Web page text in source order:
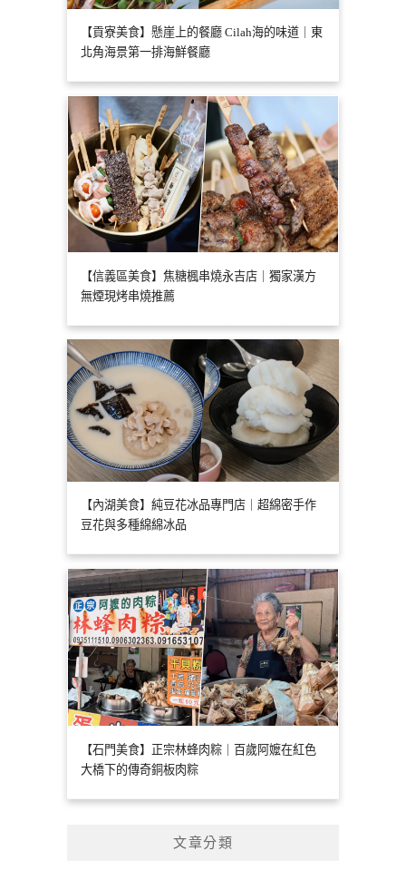
【貢寮美食】懸崖上的餐廳 Cilah海的味道｜東
北角海景第一排海鮮餐廳
【信義區美食】焦糖楓串燒永吉店｜獨家漢方
無煙現烤串燒推薦
【內湖美食】純豆花冰品專門店｜超綿密手作
豆花與多種綿綿冰品
【石門美食】正宗林蜂肉粽｜百歲阿嬤在紅色
大橋下的傳奇銅板肉粽
文章分類